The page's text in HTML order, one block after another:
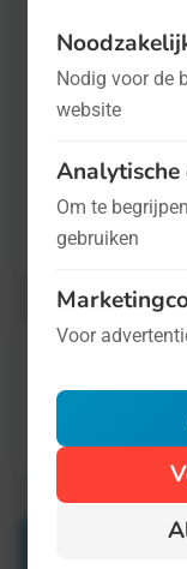
Welke
weer wat
geval om het
discriminatie,
zelf. Opdeze
informatie
Nodig voor de
website
Analytische
Om te
gebruiken
Voor